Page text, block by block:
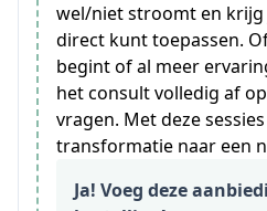
wel/niet stroomt en krijg
direct kunt toepassen.
begint of al meer
het consult volledig af
vragen. Met deze
transformatie naar een
Ja! Voeg deze